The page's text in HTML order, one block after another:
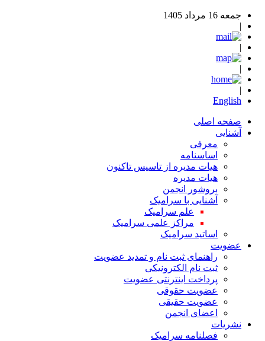
جمعه 16 مرداد 1405
English
صفحه اصلی
آشنایی
معرفی
اساسنامه
هیات مدیره از تاسیس تاکنون
هیات مدیره
بروشور انجمن
آشنایی با سرامیک
علم سرامیک
مراکز علمی سرامیک
اساتید سرامیک
عضویت
راهنمای ثبت نام و تمدید عضویت
ثبت نام الکترونیکی
پرداخت اینترنتی عضویت
عضویت حقوقی
عضویت حقیقی
اعضای انجمن
نشریات
فصلنامه سرامیک